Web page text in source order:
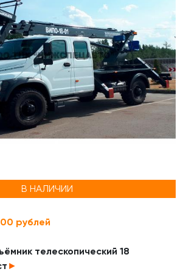
В НАЛИЧИИ
рублей
телескопический 18
►